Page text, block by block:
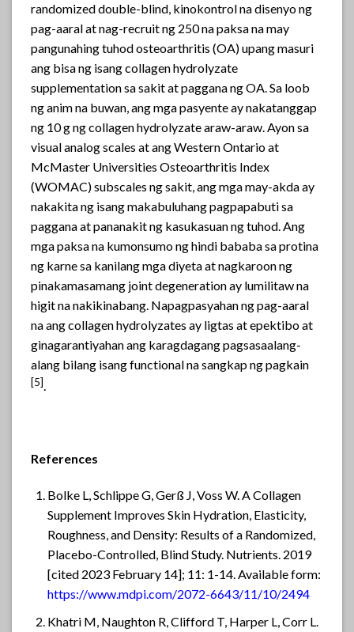
randomized double-blind, kinokontrol na disenyo ng
pag-aaral at nag-recruit ng 250 na paksa na may
pangunahing tuhod osteoarthritis (OA) upang masuri
ang bisa ng isang collagen hydrolyzate
supplementation sa sakit at paggana ng OA. Sa loob
ng anim na buwan, ang mga pasyente ay nakatanggap
ng 10 g ng collagen hydrolyzate araw-araw. Ayon sa
visual analog scales at ang Western Ontario at
McMaster Universities Osteoarthritis Index
(WOMAC) subscales ng sakit, ang mga may-akda ay
nakakita ng isang makabuluhang pagpapabuti sa
paggana at pananakit ng kasukasuan ng tuhod. Ang
mga paksa na kumonsumo ng hindi bababa sa protina
ng karne sa kanilang mga diyeta at nagkaroon ng
pinakamasamang joint degeneration ay lumilitaw na
higit na nakikinabang. Napagpasyahan ng pag-aaral
na ang collagen hydrolyzates ay ligtas at epektibo at
ginagarantiyahan ang karagdagang pagsasaalang-
alang bilang isang functional na sangkap ng pagkain
[5].
References
Bolke L, Schlippe G, Gerß J, Voss W. A Collagen
Supplement Improves Skin Hydration, Elasticity,
Roughness, and Density: Results of a Randomized,
Placebo-Controlled, Blind Study. Nutrients. 2019
[cited 2023 February 14]; 11: 1-14. Available form:
https://www.mdpi.com/2072-6643/11/10/2494
Khatri M, Naughton R, Clifford T, Harper L, Corr L.